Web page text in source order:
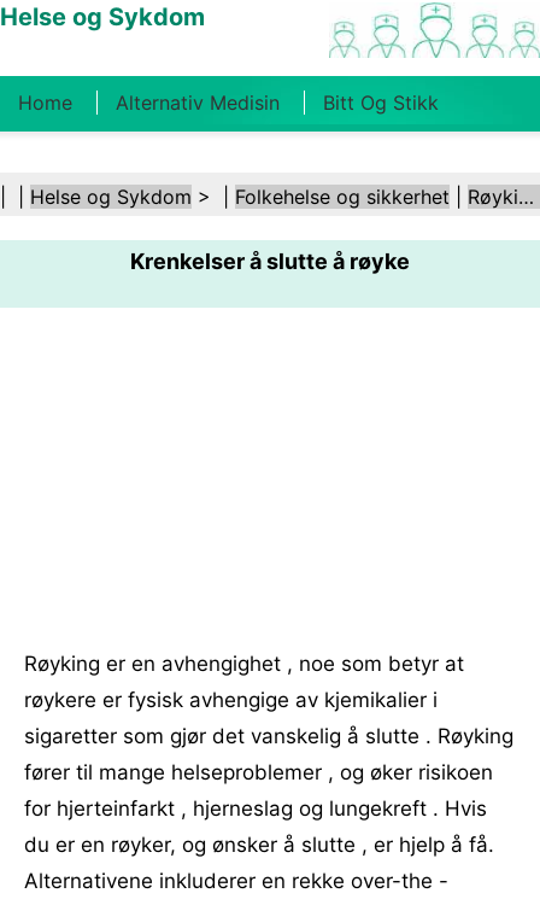
Helse og Sykdom
Home Alternativ Medisin Bitt Og Stikk
Kosthold Og Ernæring Familiehelse
Helsebransjen Psykisk Helse Folkehelse Og
Sikkerhet Kirurgi Og Prosedyrer Helse
Helse og Sykdom > | Folkehelse og sikkerhet Røyking og tobakk
Krenkelser å slutte å røyke
Røyking er en avhengighet , noe som betyr at
røykere er fysisk avhengige av kjemikalier i
sigaretter som gjør det vanskelig å slutte . Røyking
fører til mange helseproblemer , og øker risikoen
for hjerteinfarkt , hjerneslag og lungekreft . Hvis
du er en røyker, og ønsker å slutte , er hjelp å få.
Alternativene inkluderer en rekke over-the -